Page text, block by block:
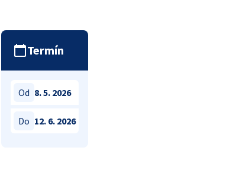
Termín
Od 8. 5. 2026
Do 12. 6. 2026